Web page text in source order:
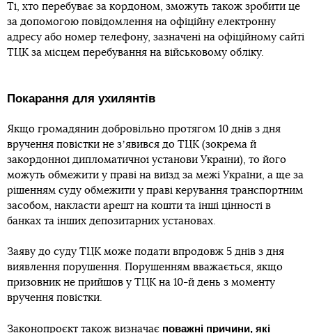
Ті, хто перебуває за кордоном, зможуть також зробити це
за допомогою повідомлення на офіційну електронну
адресу або номер телефону, зазначені на офіційному сайті
ТЦК за місцем перебування на військовому обліку.
Покарання для ухилянтів
Якщо громадянин добровільно протягом 10 днів з дня
вручення повістки не зʼявився до ТЦК (зокрема й
закордонної дипломатичної установи України), то його
можуть обмежити у праві на виїзд за межі України, а ще за
рішенням суду обмежити у праві керування транспортним
засобом, накласти арешт на кошти та інші цінності в
банках та інших депозитарних установах.
Заяву до суду ТЦК може подати впродовж 5 днів з дня
виявлення порушення. Порушенням вважається, якщо
призовник не прийшов у ТЦК на 10-й день з моменту
вручення повістки.
Законопроєкт також визначає поважні причини, які